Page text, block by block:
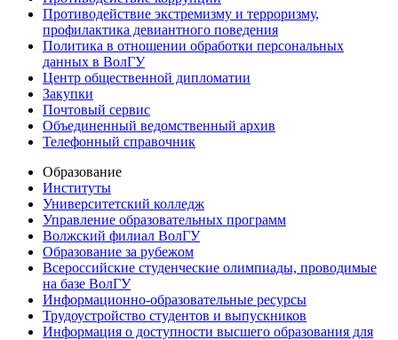
Противодействие экстремизму и терроризму,
профилактика девиантного поведения
Политика в отношении обработки персональных
данных в ВолГУ
Центр общественной дипломатии
Закупки
Почтовый сервис
Объединенный ведомственный архив
Телефонный справочник
Образование
Институты
Университетский колледж
Управление образовательных программ
Волжский филиал ВолГУ
Образование за рубежом
Всероссийские студенческие олимпиады, проводимые
на базе ВолГУ
Информационно-образовательные ресурсы
Трудоустройство студентов и выпускников
Информация о доступности высшего образования для